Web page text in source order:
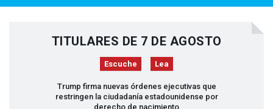
TITULARES DE 7 DE AGOSTO
Escuche Lea
Trump firma nuevas órdenes ejecutivas que
restringen la ciudadanía estadounidense por
derecho de nacimiento